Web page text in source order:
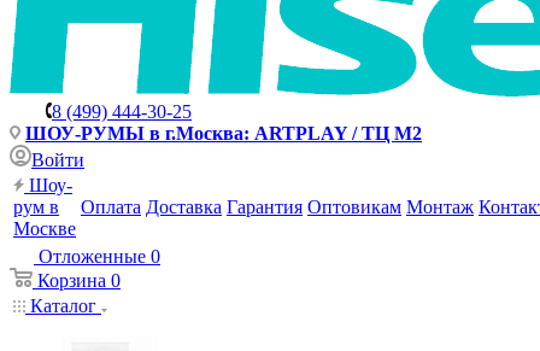
8 (499) 444-30-25
ШОУ-РУМЫ в г.Москва: ARTPLAY / ТЦ М2
Войти
Шоу-
рум в
Москве
Оплата Доставка Гарантия Оптовикам Монтаж
Отложенные 0
Корзина 0
Каталог